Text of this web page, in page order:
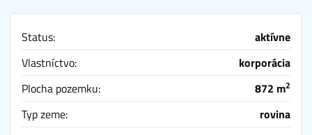
Status:
aktívne
Vlastníctvo:
korporácia
Plocha pozemku:
872 m2
Typ zeme:
rovina